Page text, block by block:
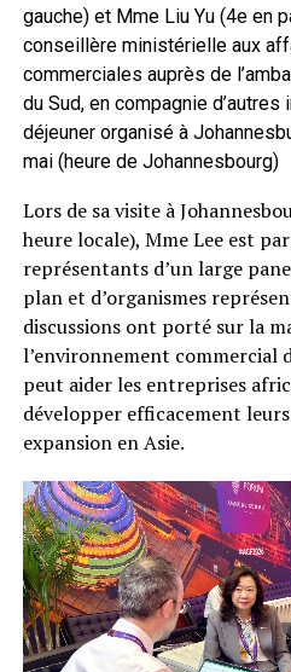
gauche) et Mme Liu Yu (4e en
conseillère ministérielle aux
commerciales auprès de
du Sud, en compagnie d’autres
déjeuner organisé à
mai (heure de Johannesbourg)
Lors de sa visite à
heure locale), Mme Lee est
représentants d’un large
plan et d’organismes
discussions ont porté sur la
l’environnement commercial
peut aider les entreprises
développer efficacement
expansion en Asie.